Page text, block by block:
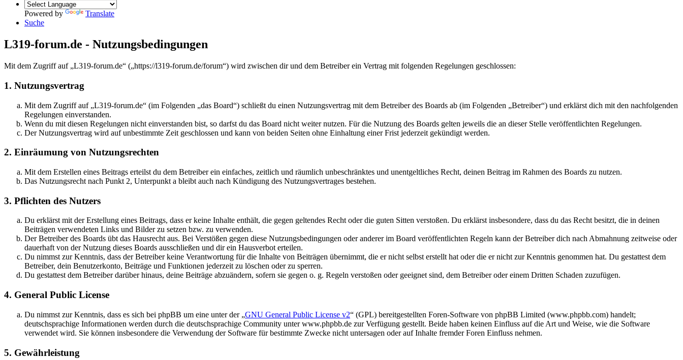
Powered by
Translate
Suche
L319-forum.de - Nutzungsbedingungen
Mit dem Zugriff auf „L319-forum.de“ („https://l319-forum.de/forum“) wird zwischen dir und dem Betreiber ein Vertrag mit folgenden Regelungen geschlossen:
1. Nutzungsvertrag
Mit dem Zugriff auf „L319-forum.de“ (im Folgenden „das Board“) schließt du einen Nutzungsvertrag mit dem Betreiber des Boards ab (im Folgenden „Betreiber“) und erklärst dich mit den nachfolgenden
Regelungen einverstanden.
Wenn du mit diesen Regelungen nicht einverstanden bist, so darfst du das Board nicht weiter nutzen. Für die Nutzung des Boards gelten jeweils die an dieser Stelle veröffentlichten Regelungen.
Der Nutzungsvertrag wird auf unbestimmte Zeit geschlossen und kann von beiden Seiten ohne Einhaltung einer Frist jederzeit gekündigt werden.
2. Einräumung von Nutzungsrechten
Mit dem Erstellen eines Beitrags erteilst du dem Betreiber ein einfaches, zeitlich und räumlich unbeschränktes und unentgeltliches Recht, deinen Beitrag im Rahmen des Boards zu nutzen.
Das Nutzungsrecht nach Punkt 2, Unterpunkt a bleibt auch nach Kündigung des Nutzungsvertrages bestehen.
3. Pflichten des Nutzers
Du erklärst mit der Erstellung eines Beitrags, dass er keine Inhalte enthält, die gegen geltendes Recht oder die guten Sitten verstoßen. Du erklärst insbesondere, dass du das Recht besitzt, die in deinen
Beiträgen verwendeten Links und Bilder zu setzen bzw. zu verwenden.
Der Betreiber des Boards übt das Hausrecht aus. Bei Verstößen gegen diese Nutzungsbedingungen oder anderer im Board veröffentlichten Regeln kann der Betreiber dich nach Abmahnung zeitweise oder
dauerhaft von der Nutzung dieses Boards ausschließen und dir ein Hausverbot erteilen.
Du nimmst zur Kenntnis, dass der Betreiber keine Verantwortung für die Inhalte von Beiträgen übernimmt, die er nicht selbst erstellt hat oder die er nicht zur Kenntnis genommen hat. Du gestattest dem
Betreiber, dein Benutzerkonto, Beiträge und Funktionen jederzeit zu löschen oder zu sperren.
Du gestattest dem Betreiber darüber hinaus, deine Beiträge abzuändern, sofern sie gegen o. g. Regeln verstoßen oder geeignet sind, dem Betreiber oder einem Dritten Schaden zuzufügen.
4. General Public License
Du nimmst zur Kenntnis, dass es sich bei phpBB um eine unter der „GNU General Public License v2“ (GPL) bereitgestellten Foren-Software von phpBB Limited (www.phpbb.com) handelt;
deutschsprachige Informationen werden durch die deutschsprachige Community unter www.phpbb.de zur Verfügung gestellt. Beide haben keinen Einfluss auf die Art und Weise, wie die Software
verwendet wird. Sie können insbesondere die Verwendung der Software für bestimmte Zwecke nicht untersagen oder auf Inhalte fremder Foren Einfluss nehmen.
5. Gewährleistung